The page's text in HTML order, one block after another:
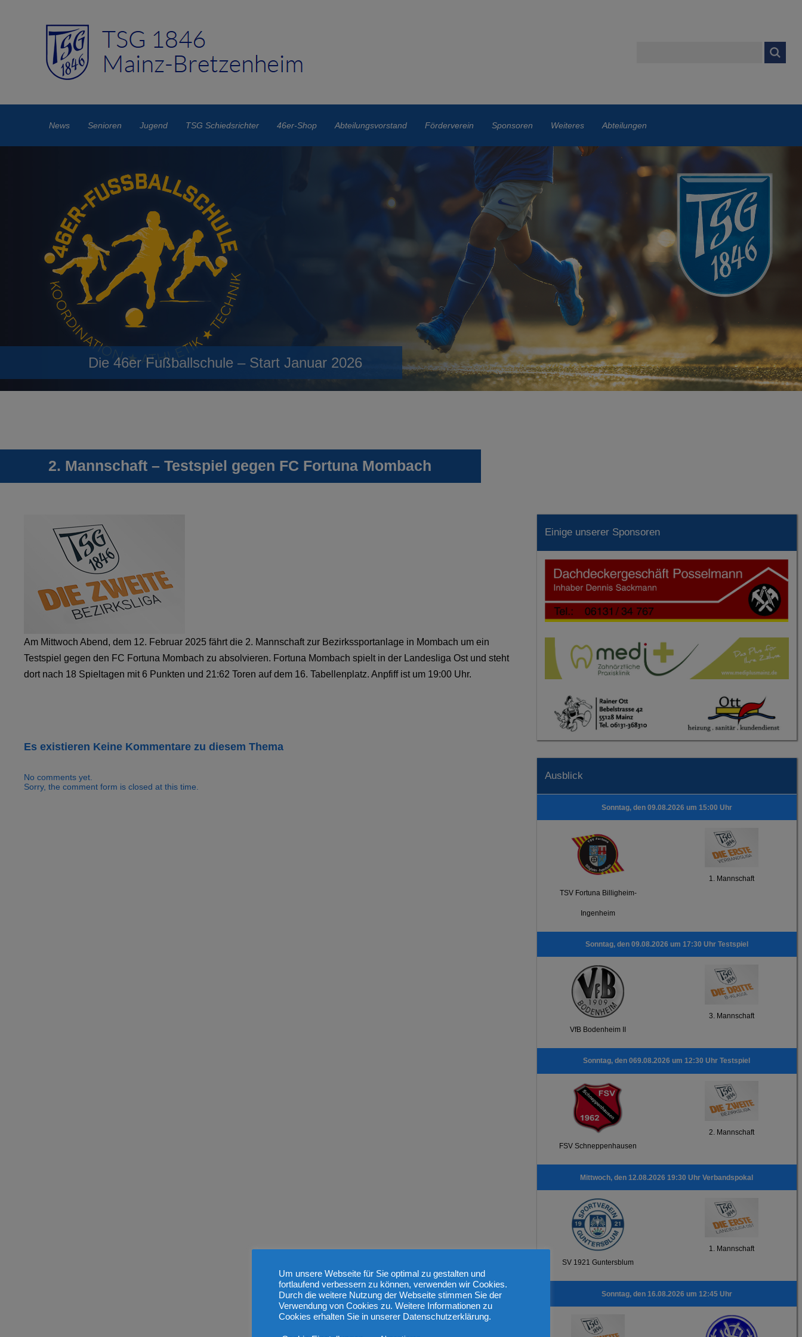
News Senioren Jugend TSG Schiedsrichter 46er-Shop Abteilungsvorstand Förderverein Sponsoren Weiteres Abteilungen
Die 46er Fußballschule – Start Januar 2026
2. Mannschaft – Testspiel gegen FC Fortuna Mombach
Am Mittwoch Abend, dem 12. Februar 2025 fährt die 2. Mannschaft zur Bezirkssportanlage in Mombach um ein
Testspiel gegen den FC Fortuna Mombach zu absolvieren. Fortuna Mombach spielt in der Landesliga Ost und steht
dort nach 18 Spieltagen mit 6 Punkten und 21:62 Toren auf dem 16. Tabellenplatz. Anpfiff ist um 19:00 Uhr.
Es existieren Keine Kommentare zu diesem Thema
No comments yet.
Sorry, the comment form is closed at this time.
Einige unserer Sponsoren
Ausblick
Sonntag, den 09.08.2026 um 15:00 Uhr
TSV Fortuna Billigheim-
Ingenheim
1. Mannschaft
Sonntag, den 09.08.2026 um 17:30 Uhr Testspiel
VfB Bodenheim II
3. Mannschaft
Sonntag, den 069.08.2026 um 12:30 Uhr Testspiel
FSV Schneppenhausen
2. Mannschaft
Mittwoch, den 12.08.2026 19:30 Uhr Verbandspokal
SV 1921 Guntersblum
1. Mannschaft
Sonntag, den 16.08.2026 um 12:45 Uhr
Um unsere Webseite für Sie optimal zu gestalten und
fortlaufend verbessern zu können, verwenden wir Cookies.
Durch die weitere Nutzung der Webseite stimmen Sie der
Verwendung von Cookies zu. Weitere Informationen zu
Cookies erhalten Sie in unserer Datenschutzerklärung.